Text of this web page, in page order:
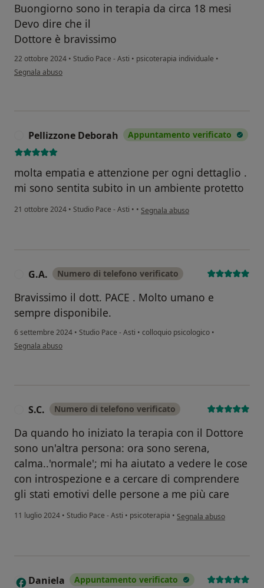
Buongiorno sono in terapia da circa 18 mesi
Devo dire che il
Dottore è bravissimo
22 ottobre 2024 • Studio Pace - Asti • psicoterapia individuale •
secondo l'opinione dell'utente MB
Segnala abuso
Pellizzone Deborah Appuntamento verificato
molta empatia e attenzione per ogni dettaglio .
mi sono sentita subito in un ambiente protetto
21 ottobre 2024 • Studio Pace - Asti • • secondo l'opinione dell'utente
Segnala abuso
G.A. Numero di telefono verificato
Bravissimo il dott. PACE . Molto umano e
sempre disponibile.
6 settembre 2024 • Studio Pace - Asti • colloquio psicologico •
secondo l'opinione dell'utente G.A.
Segnala abuso
S.C. Numero di telefono verificato
Da quando ho iniziato la terapia con il Dottore
sono un'altra persona: ora sono serena,
calma..'normale'; mi ha aiutato a vedere le cose
con introspezione e a cercare di comprendere
gli stati emotivi delle persone a me più care
11 luglio 2024 • Studio Pace - Asti • psicoterapia • secondo l'opinione
Segnala abuso
D Daniela Appuntamento verificato